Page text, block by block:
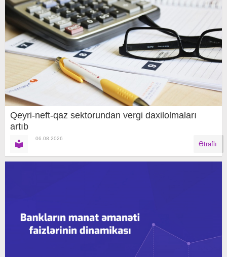
Qeyri-neft-qaz sektorundan vergi daxilolmaları
artıb
06.08.2026
Ətraflı